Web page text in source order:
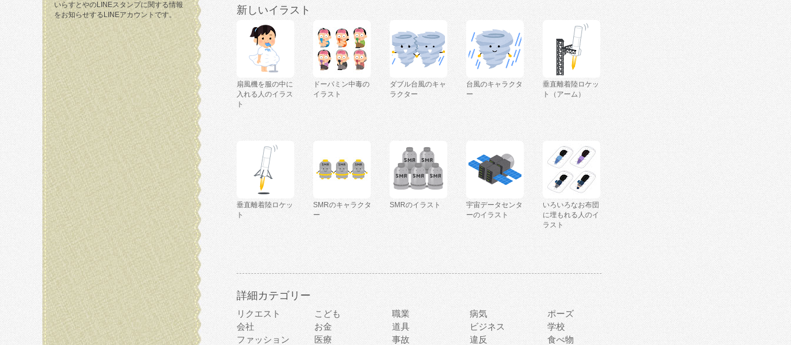
いらすとやのLINEスタンプに関する情報
をお知らせするLINEアカウントです。
新しいイラスト
扇風機を服の中に
入れる人のイラス
ト
ドーパミン中毒の
イラスト
ダブル台風のキャ
ラクター
台風のキャラクタ
ー
垂直離着陸ロケッ
ト（アーム）
垂直離着陸ロケッ
ト
SMRのキャラクタ
ー
SMRのイラスト
宇宙データセンタ
ーのイラスト
いろいろなお布団
に埋もれる人のイ
ラスト
詳細カテゴリー
リクエスト こども 職業 病気
ポーズ
会社
お金 道具 ビジネス
学校
ファッション
医療 事故 違反
食べ物